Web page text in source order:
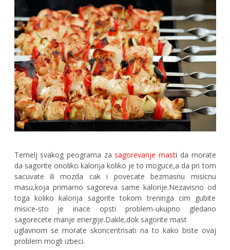
Temelj svakog peograma zasagorevanje masti da morate
da sagorite onoliko kalorija koliko je to moguce,a da pri tom
sacuvate ili mozda cak i povecate bezmasnu misicnu
masu,koja primarno sagoreva same kalorije.Nezavisno od
toga koliko kalorija sagorite tokom treninga cim gubite
misice-sto je inace opsti problem-ukupno gledano
sagorecete manje energije.Dakle,dok sagorite mast
uglavnom se morate skoncentrisati na to kako biste ovaj
problem mogli izbeci.